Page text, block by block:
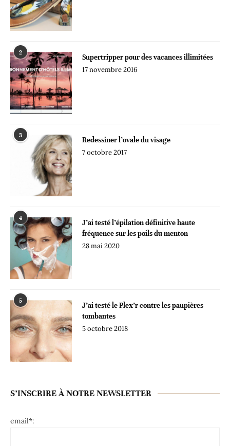
2
Supertripper pour des vacances illimitées
17 novembre 2016
3
Redessiner l’ovale du visage
7 octobre 2017
4
J’ai testé l’épilation définitive haute
fréquence sur les poils du menton
28 mai 2020
5
J’ai testé le Plex’r contre les paupières
tombantes
5 octobre 2018
S’INSCRIRE À NOTRE NEWSLETTER
email*: